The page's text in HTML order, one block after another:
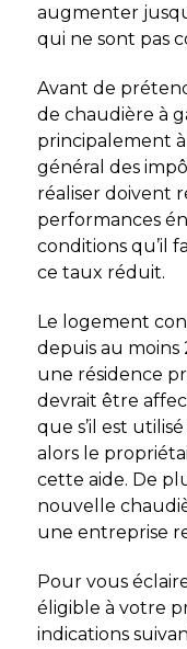
augmenter
qui ne sont pas
Avant de
de chaudière à
principalement
général des
réaliser doivent
performances
conditions qu’il
ce taux réduit.
Le logement
depuis au moins
une résidence
devrait être
que s’il est
alors le
cette aide. De
nouvelle
une entreprise
Pour vous
éligible à votre
indications